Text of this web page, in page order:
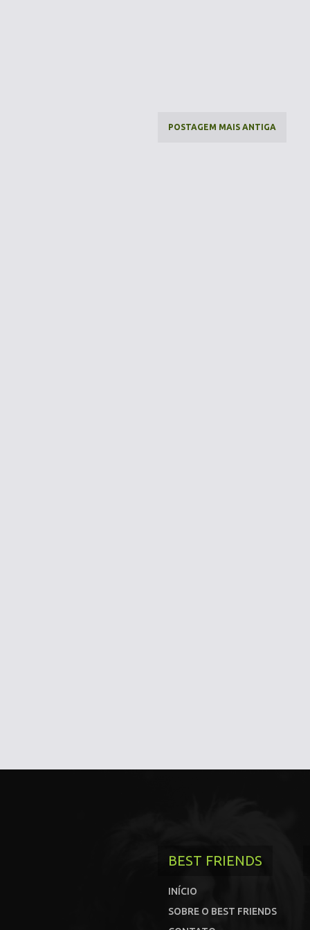
POSTAGEM MAIS ANTIGA
BEST FRIENDS
INÍCIO
SOBRE O BEST FRIENDS